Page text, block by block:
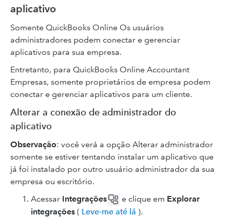
aplicativo
Somente QuickBooks Online Os usuários
administradores podem conectar e gerenciar
aplicativos para sua empresa.
Entretanto, para QuickBooks Online Accountant
Empresas, somente proprietários de empresa podem
conectar e gerenciar aplicativos para um cliente.
Alterar a conexão de administrador do
aplicativo
Observação: você verá a opção Alterar administrador
somente se estiver tentando instalar um aplicativo que
já foi instalado por outro usuário administrador da sua
empresa ou escritório.
Acessar Integrações e clique em Explorar
integrações ( Leve-me até lá ).